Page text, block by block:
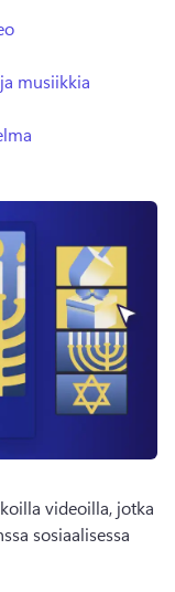
musiikkia
videoilla, jotka
sosiaalisessa